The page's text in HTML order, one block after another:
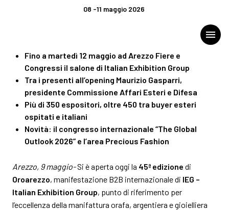
08 -11 maggio 2026
menu
Menù
VISITA
ESPONI
CATALOGO ESPOSITORI
EVENTI arrow_right
INAUGURATA OGGI OROAREZZO,
STRATEGIE, RELAZIONI E NUOVI
MERCATI AL CENTRO DELLA 45ª
EDIZIONE
Fino a martedì 12 maggio ad Arezzo Fiere e
Congressi il salone di Italian Exhibition Group
Tra i presenti all’opening Maurizio Gasparri,
presidente Commissione Affari Esteri e Difesa
Più di 350 espositori, oltre 450 tra buyer esteri
ospitati e italiani
Novità: il congresso internazionale “The Global
Outlook 2026” e l’area Precious Fashion
Arezzo, 9 maggio-Si è aperta oggi la 45ª edizione di
Oroarezzo, manifestazione B2B internazionale di IEG –
Italian Exhibition Group, punto di riferimento per
l’eccellenza della manifattura orafa, argentiera e gioielliera